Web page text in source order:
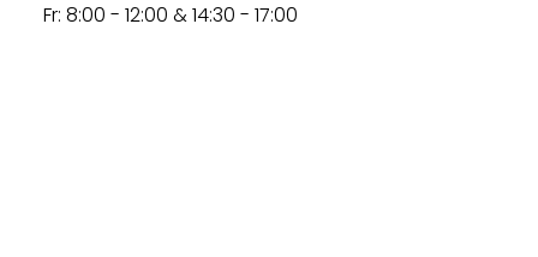
Fr: 8:00 - 12:00 & 14:30 - 17:00